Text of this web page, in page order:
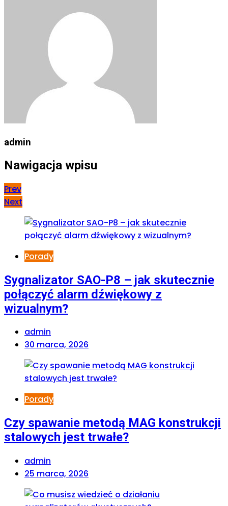
admin
Nawigacja wpisu
Prev
Next
Porady
Sygnalizator SAO-P8 – jak skutecznie
połączyć alarm dźwiękowy z
wizualnym?
admin
30 marca, 2026
Porady
Czy spawanie metodą MAG konstrukcji
stalowych jest trwałe?
admin
25 marca, 2026